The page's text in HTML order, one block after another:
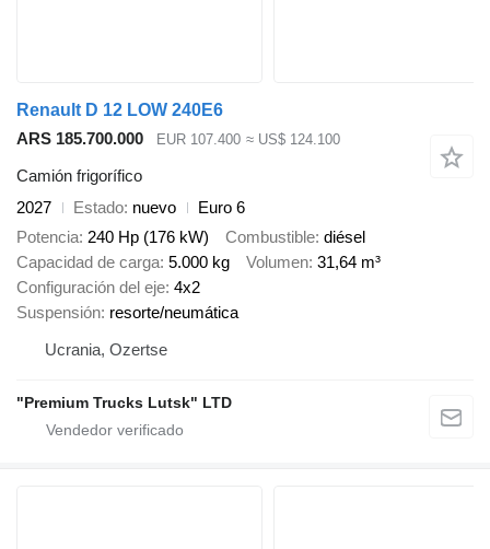
Renault D 12 LOW 240E6
ARS 185.700.000
EUR 107.400 ≈ US$ 124.100
Camión frigorífico
2027
Estado nuevo
Euro 6
Potencia 240 Hp (176 kW) Combustible diésel
Capacidad de carga 5.000 kg Volumen 31,64 m³
Configuración del eje 4x2
Suspensión resorte/neumática
Ucrania, Ozertse
"Premium Trucks Lutsk" LTD